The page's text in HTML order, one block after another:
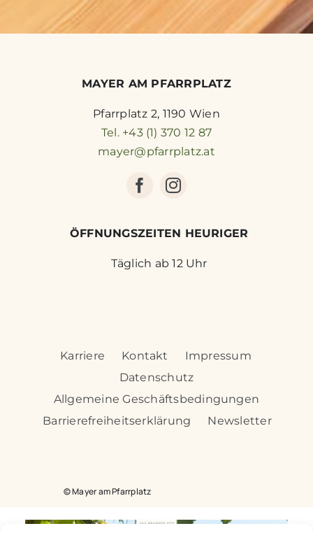
MAYER AM PFARRPLATZ
Pfarrplatz 2, 1190 Wien
Tel. +43 (1) 370 12 87
mayer@pfarrplatz.at
ÖFFNUNGSZEITEN HEURIGER
Täglich ab 12 Uhr
Karriere Kontakt
Impressum
Datenschutz
Allgemeine Geschäftsbedingungen
Barrierefreiheitserklärung
Newsletter
© Mayer am Pfarrplatz